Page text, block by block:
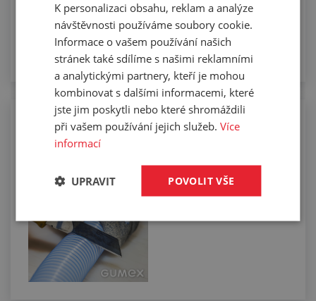
Manuální řezání hadic na požadovanou
délku
K personalizaci obsahu, reklam a analýze
návštěvnosti používáme soubory cookie.
Informace o vašem používání našich
stránek také sdílíme s našimi reklamními
a analytickými partnery, kteří je mohou
kombinovat s dalšími informacemi, které
jste jim poskytli nebo které shromáždili
při vašem používání jejich služeb.Více
informací
POVOLIT VŠE
UPRAVIT